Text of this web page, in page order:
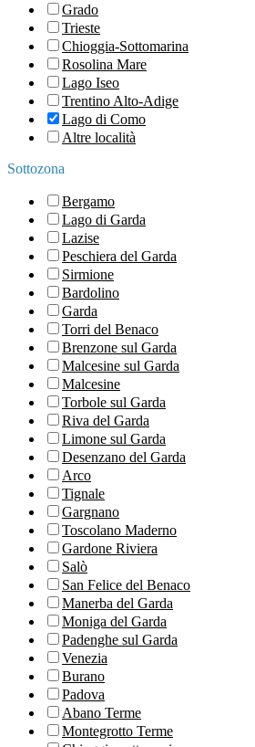
Grado
Trieste
Chioggia-Sottomarina
Rosolina Mare
Lago Iseo
Trentino Alto-Adige
Lago di Como
Altre località
Sottozona
Bergamo
Lago di Garda
Lazise
Peschiera del Garda
Sirmione
Bardolino
Garda
Torri del Benaco
Brenzone sul Garda
Malcesine sul Garda
Malcesine
Torbole sul Garda
Riva del Garda
Limone sul Garda
Desenzano del Garda
Arco
Tignale
Gargnano
Toscolano Maderno
Gardone Riviera
Salò
San Felice del Benaco
Manerba del Garda
Moniga del Garda
Padenghe sul Garda
Venezia
Burano
Padova
Abano Terme
Montegrotto Terme